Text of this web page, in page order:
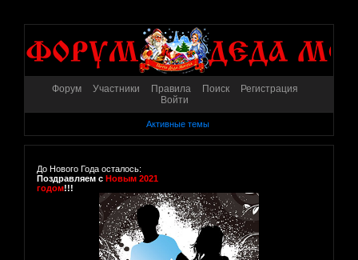
Форум Участники Правила Поиск
Регистрация
Войти
Активные темы
До Нового Года осталось:
Поздравляем с Новым 2021
годом!!!